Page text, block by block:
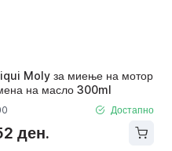
Moly за миење на мотор
на масло 300ml
Достапно
ден.